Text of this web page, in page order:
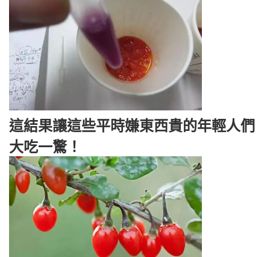
這結果讓這些平時嫌東西貴的年輕人們
大吃一驚！